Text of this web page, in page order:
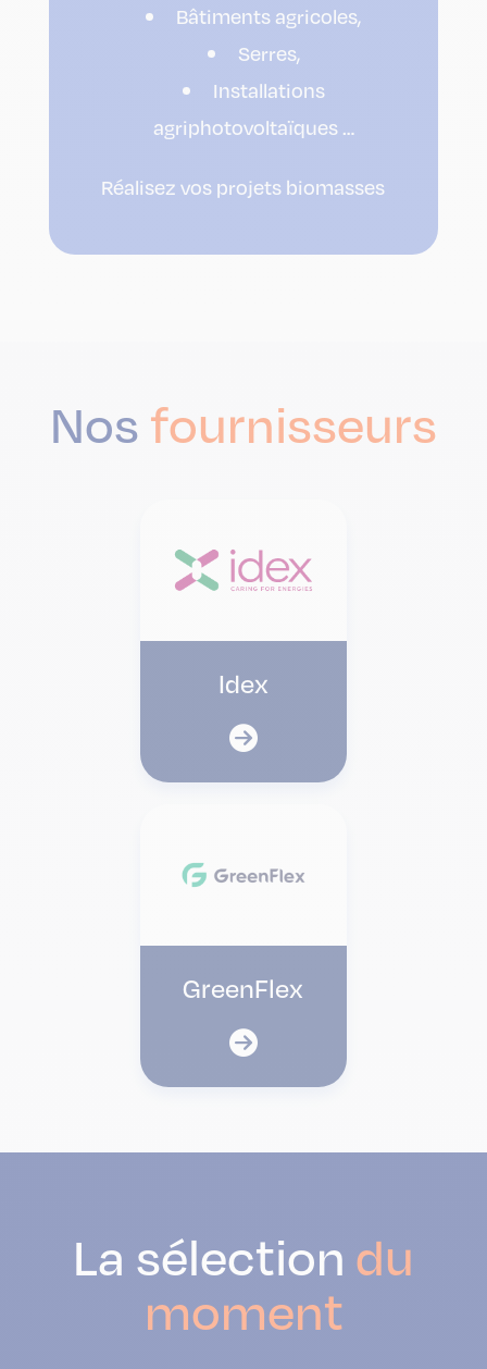
Bâtiments agricoles,
Serres,
Installations
agriphotovoltaïques …
Réalisez vos projets biomasses
Nosfournisseurs
Idex
GreenFlex
La sélectiondu
moment